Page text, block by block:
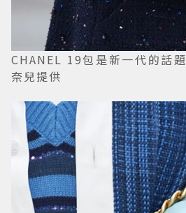
CHANEL 19包是新一代的話
奈兒提供